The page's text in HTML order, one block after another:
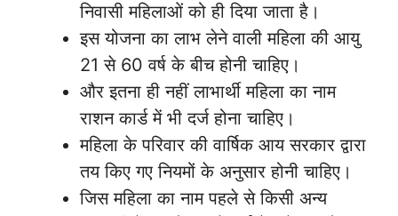
निवासी महिलाओं को ही दिया जाता है।
इस योजना का लाभ लेने वाली महिला की आयु
21 से 60 वर्ष के बीच होनी चाहिए।
और इतना ही नहीं लाभार्थी महिला का नाम
राशन कार्ड में भी दर्ज होना चाहिए।
महिला के परिवार की वार्षिक आय सरकार द्वारा
तय किए गए नियमों के अनुसार होनी चाहिए।
जिस महिला का नाम पहले से किसी अन्य